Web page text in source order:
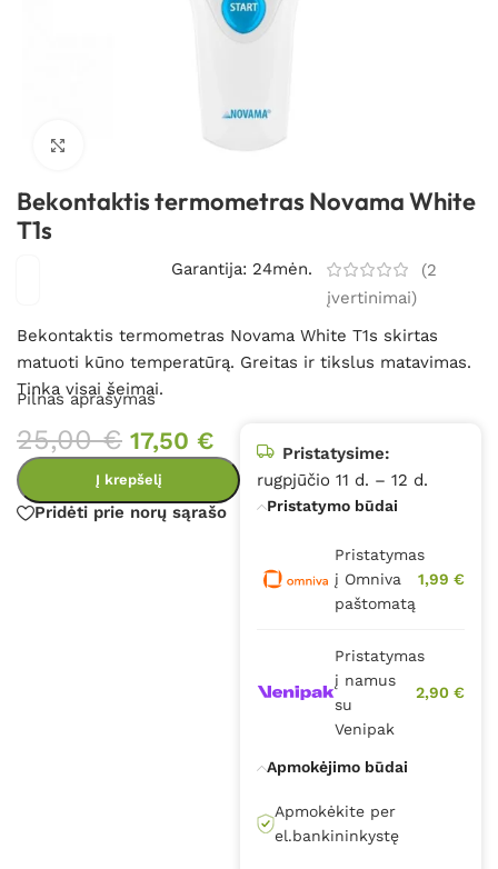
Spustelėkite, kad padidintumėte
Bekontaktis termometras Novama White
T1s
Garantija: 24mėn. (2
įvertinimai)
Bekontaktis termometras Novama White T1s skirtas
matuoti kūno temperatūrą. Greitas ir tikslus matavimas.
Tinka visai šeimai.
Pilnas aprašymas
25,00€ 17,50 €
Į krepšelį
Pridėti prie norų sąrašo
Pristatysime:
rugpjūčio 11 d. – 12 d.
Pristatymo būdai
Pristatymas
į Omniva
paštomatą
1,99 €
Pristatymas
į namus
su
Venipak
2,90 €
Apmokėjimo būdai
Apmokėkite per
el.bankininkystę